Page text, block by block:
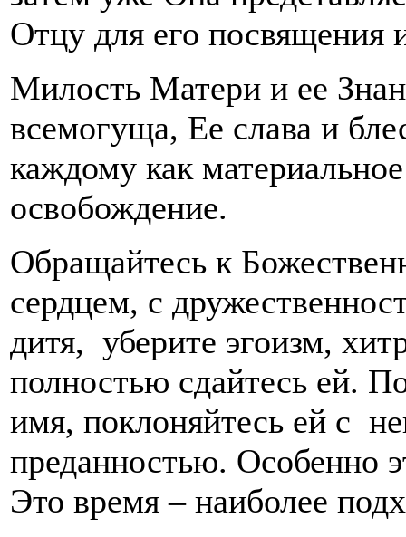
Отцу для его посвящения
Милость Матери и ее
всемогуща, Ее слава и
каждому как
освобождение.
Обращайтесь к
сердцем, с
дитя, уберите эгоизм,
полностью сдайтесь ей.
имя, поклоняйтесь ей с
преданностью. Особенно
Это время – наиболее